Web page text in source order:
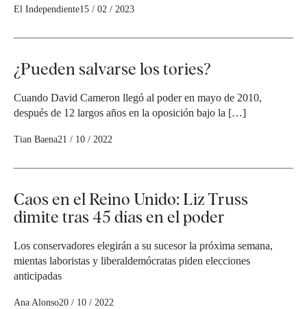
El Independiente15 / 02 / 2023
¿Pueden salvarse los tories?
Cuando David Cameron llegó al poder en mayo de 2010,
después de 12 largos años en la oposición bajo la […]
Tian Baena21 / 10 / 2022
Caos en el Reino Unido: Liz Truss
dimite tras 45 días en el poder
Los conservadores elegirán a su sucesor la próxima semana,
mientas laboristas y liberaldemócratas piden elecciones
anticipadas
Ana Alonso20 / 10 / 2022